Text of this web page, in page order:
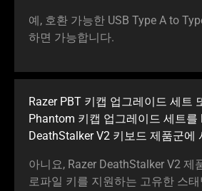
예, 호환 가능한 USB Type A to
하면 가능합니다.
Razer PBT 키캡 업그레이드 세트
Phantom 키캡 업그레이드 세트를
DeathStalker V2 키보드 제품군에
아니요, Razer DeathStalker V2 제
로파일 키를 지원하는 고유한 스